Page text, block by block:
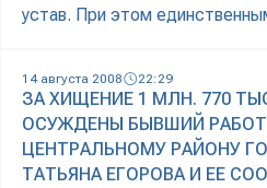
устав. При этом
14 августа 2008 22:29
ЗА ХИЩЕНИЕ 1 МЛН. 770
ОСУЖДЕНЫ БЫВШИЙ
ЦЕНТРАЛЬНОМУ РАЙОНУ
ТАТЬЯНА ЕГОРОВА И ЕЕ